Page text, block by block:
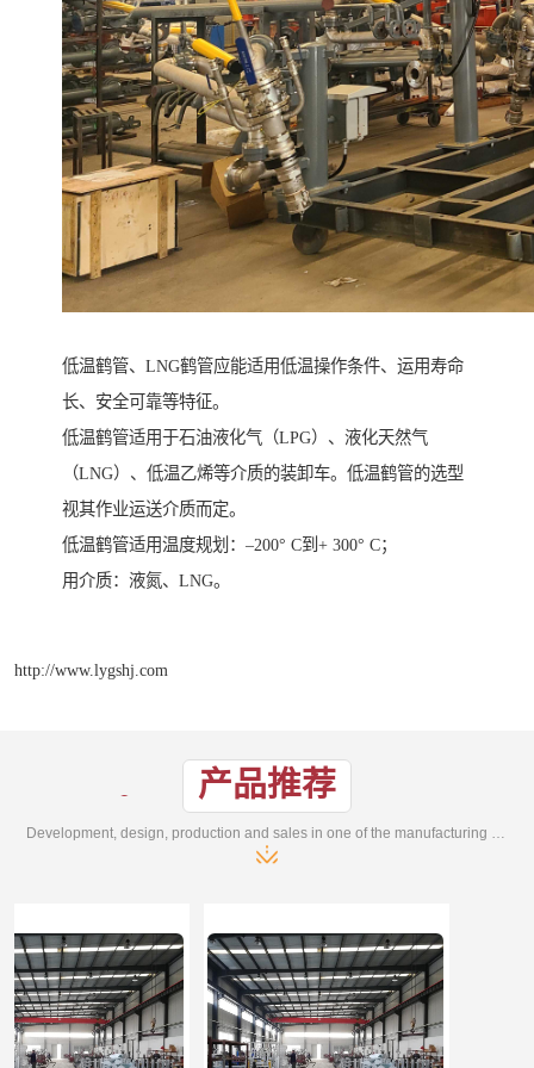
低温鹤管、LNG鹤管应能适用低温操作条件、运用寿命
长、安全可靠等特征。
低温鹤管适用于石油液化气（LPG）、液化天然气
（LNG）、低温乙烯等介质的装卸车。低温鹤管的选型
视其作业运送介质而定。
低温鹤管适用温度规划：–200° C到+ 300° C；
用介质：液氮、LNG。
http://www.lygshj.com
产品推荐